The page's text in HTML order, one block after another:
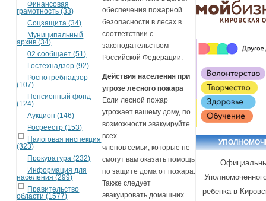
Финансовая
грамотность (33)
Соцзащита (34)
Муниципальный
архив (34)
02 сообщает (51)
Гостехнадзор (92)
Роспотребнадзор
(107)
Пенсионный фонд
(124)
Аукцион (146)
Росреестр (153)
Налоговая инспекция
(323)
Прокуратура (232)
Информация для
населения (299)
Правительство
области (1577)
обеспечения пожарной
безопасности в лесах в
соответствии с
законодательством
Российской Федерации.
Действия населения при
угрозе лесного пожара
Если лесной пожар
угрожает вашему дому, по
возможности эвакуируйте
всех
членов семьи, которые не
смогут вам оказать помощь
по защите дома от пожара.
Также следует
эвакуировать домашних
ребенка в